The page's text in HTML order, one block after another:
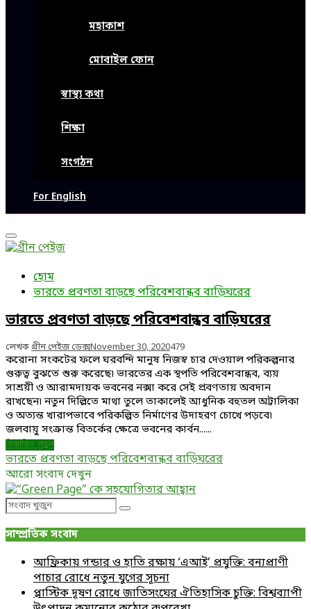
মহাকাশ
মোবাইল ফোন
স্বাস্থ্য কথা
শিক্ষা
সংগঠন
For English
Primary
Menu
হোম
ভারতে প্রবণতা বাড়ছে পরিবেশবান্ধব বাড়িঘরের
ভারতে প্রবণতা বাড়ছে পরিবেশবান্ধব বাড়িঘরের
লেখক গ্রীন পেইজ ডেক্সNovember 30, 2020479
করোনা সংকটের ফলে ঘরবন্দি মানুষ নিজস্ব চার দেওয়াল পরিকল্পনার
গুরুত্ব বুঝতে শুরু করেছে৷ ভারতের এক স্থপতি পরিবেশবান্ধব, ব্যয়
সাশ্রয়ী ও আরামদায়ক ভবনের নক্সা করে সেই প্রবণতায় অবদান
রাখছেন৷ নতুন দিল্লিতে মাথা তুলে তাকালেই আধুনিক বহুতল অট্টালিকা
ও অত্যন্ত খারাপভাবে পরিকল্পিত নির্মাণের উদাহরণ চোখে পড়বে৷
জলবায়ু সংক্রান্ত বিতর্কের ক্ষেত্রে ভবনের কার্বন......
বিস্তারিত পড়ুন
ভারতে প্রবণতা বাড়ছে পরিবেশবান্ধব বাড়িঘরের
আরো সংবাদ দেখুন
Search
Search
সাম্প্রতিক সংবাদ
আফ্রিকায় গন্ডার ও হাতি রক্ষায় ‘এআই’ প্রযুক্তি: বন্যপ্রাণী
পাচার রোধে নতুন যুগের সূচনা
প্লাস্টিক দূষণ রোধে জাতিসংঘের ঐতিহাসিক চুক্তি: বিশ্বব্যাপী